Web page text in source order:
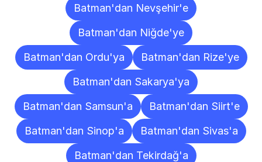
Batman'dan Nevşehir'e
Batman'dan Niğde'ye
Batman'dan Ordu'ya
Batman'dan Rize'ye
Batman'dan Sakarya'ya
Batman'dan Samsun'a
Batman'dan Siirt'e
Batman'dan Sinop'a
Batman'dan Sivas'a
Batman'dan Tekirdağ'a